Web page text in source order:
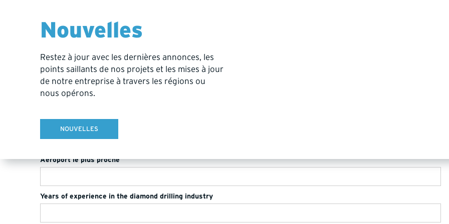
Nouvelles
Restez à jour avec les dernières annonces, les
points saillants de nos projets et les mises à jour
de notre entreprise à travers les régions ou
nous opérons.
NOUVELLES
Pays
Aéroport le plus proche
Years of experience in the diamond drilling industry